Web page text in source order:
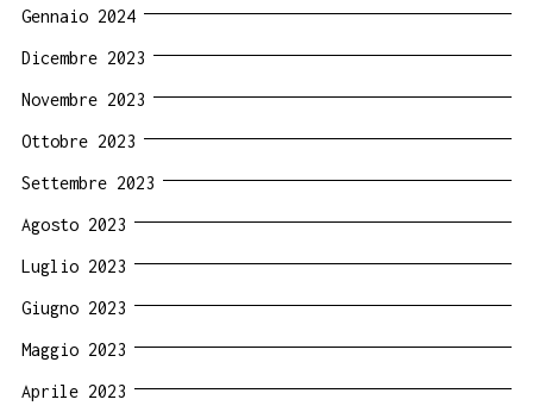
Gennaio 2024
Dicembre 2023
Novembre 2023
Ottobre 2023
Settembre 2023
Agosto 2023
Luglio 2023
Giugno 2023
Maggio 2023
Aprile 2023